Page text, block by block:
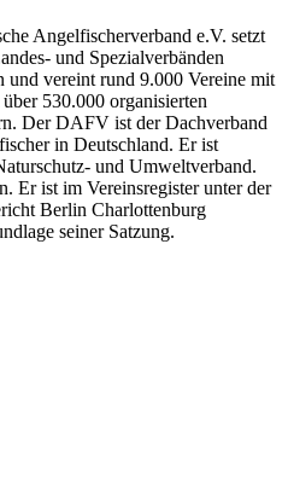
Angelfischerverband e.V. setzt
und Spezialverbänden
und vereint rund 9.000 Vereine mit
über 530.000 organisierten
Der DAFV ist der Dachverband
in Deutschland. Er ist
und Umweltverband.
Er ist im Vereinsregister unter der
Berlin Charlottenburg
seiner Satzung.